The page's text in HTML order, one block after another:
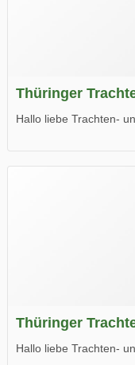
Thüringer
Hallo liebe Trachten-
Wir wünschen Euch
Thüringer
Hallo liebe Trachten-